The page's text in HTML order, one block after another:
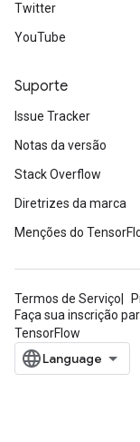
Twitter
YouTube
Suporte
Issue Tracker
Notas da versão
Stack Overflow
Diretrizes da marca
Menções do
Termos de Serviço
Faça sua inscrição
TensorFlow